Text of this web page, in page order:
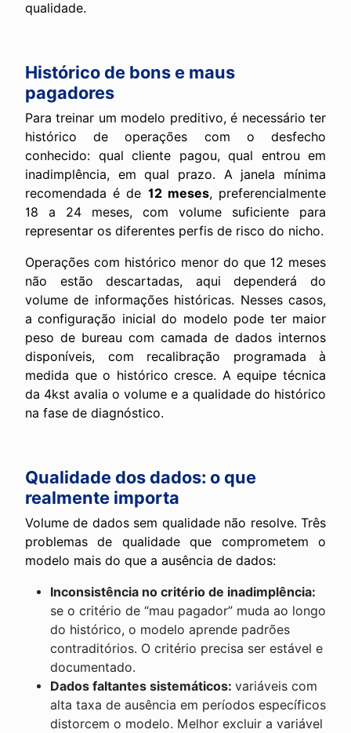
qualidade.
Histórico de bons e maus
pagadores
Para treinar um modelo preditivo, é necessário ter
histórico de operações com o desfecho
conhecido: qual cliente pagou, qual entrou em
inadimplência, em qual prazo. A janela mínima
recomendada é de 12 meses, preferencialmente
18 a 24 meses, com volume suficiente para
representar os diferentes perfis de risco do nicho.
Operações com histórico menor do que 12 meses
não estão descartadas, aqui dependerá do
volume de informações históricas. Nesses casos,
a configuração inicial do modelo pode ter maior
peso de bureau com camada de dados internos
disponíveis, com recalibração programada à
medida que o histórico cresce. A equipe técnica
da 4kst avalia o volume e a qualidade do histórico
na fase de diagnóstico.
Qualidade dos dados: o que
realmente importa
Volume de dados sem qualidade não resolve. Três
problemas de qualidade que comprometem o
modelo mais do que a ausência de dados:
Inconsistência no critério de inadimplência:
se o critério de “mau pagador” muda ao longo
do histórico, o modelo aprende padrões
contraditórios. O critério precisa ser estável e
documentado.
Dados faltantes sistemáticos: variáveis com
alta taxa de ausência em períodos específicos
distorcem o modelo. Melhor excluir a variável